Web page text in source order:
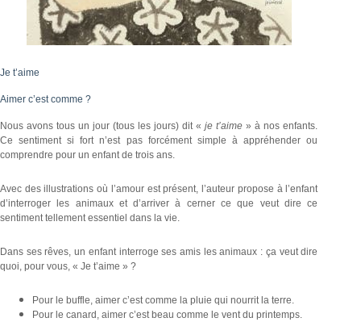
Je t’aime
Aimer c’est comme ?
Nous avons tous un jour (tous les jours) dit «je t’aime » à nos enfants.
Ce sentiment si fort n’est pas forcément simple à appréhender ou
comprendre pour un enfant de trois ans.
Avec des illustrations où l’amour est présent, l’auteur propose à l’enfant
d’interroger les animaux et d’arriver à cerner ce que veut dire ce
sentiment tellement essentiel dans la vie.
Dans ses rêves, un enfant interroge ses amis les animaux : ça veut dire
quoi, pour vous, « Je t’aime » ?
Pour le buffle, aimer c’est comme la pluie qui nourrit la terre.
Pour le canard, aimer c’est beau comme le vent du printemps.